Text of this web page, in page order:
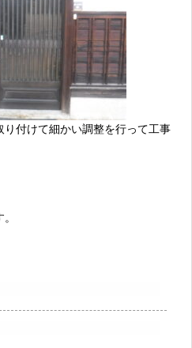
付けて細かい調整を行って工事